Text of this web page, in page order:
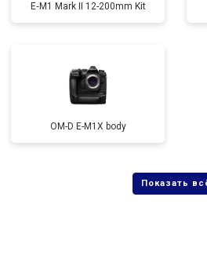
E‑M1 Mark II 12-200mm Kit
OM-D E-M1X body